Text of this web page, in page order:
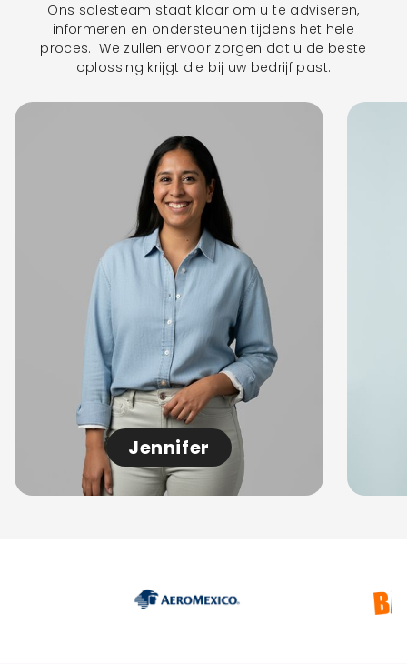
Ons salesteam staat klaar om u te adviseren,
informeren en ondersteunen tijdens het hele
proces. We zullen ervoor zorgen dat u de beste
oplossing krijgt die bij uw bedrijf past.
Jennifer